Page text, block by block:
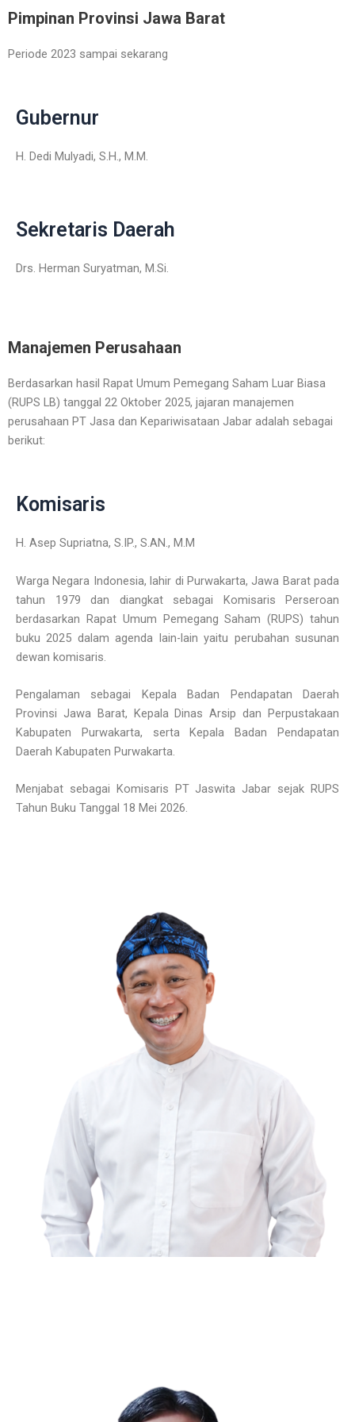
Skip
to
content
Pimpinan Provinsi Jawa Barat
Periode 2023 sampai sekarang
Gubernur
H. Dedi Mulyadi, S.H., M.M.
Sekretaris Daerah
Drs. Herman Suryatman, M.Si.
Manajemen Perusahaan
Berdasarkan hasil Rapat Umum Pemegang Saham Luar Biasa
(RUPS LB) tanggal 22 Oktober 2025, jajaran manajemen
perusahaan PT Jasa dan Kepariwisataan Jabar adalah sebagai
berikut:
Komisaris
H. Asep Supriatna, S.IP., S.AN., M.M
Warga Negara Indonesia, lahir di Purwakarta, Jawa Barat pada
tahun 1979 dan diangkat sebagai Komisaris Perseroan
berdasarkan Rapat Umum Pemegang Saham (RUPS) tahun
buku 2025 dalam agenda lain-lain yaitu perubahan susunan
dewan komisaris.
Pengalaman sebagai Kepala Badan Pendapatan Daerah
Provinsi Jawa Barat, Kepala Dinas Arsip dan Perpustakaan
Kabupaten Purwakarta, serta Kepala Badan Pendapatan
Daerah Kabupaten Purwakarta.
Menjabat sebagai Komisaris PT Jaswita Jabar sejak RUPS
Tahun Buku Tanggal 18 Mei 2026.